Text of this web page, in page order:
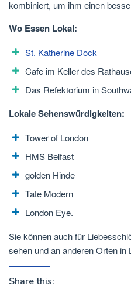
kombiniert, um ihm einen
Wo Essen Lokal:
St. Katherine Dock
Cafe im Keller des
Das Refektorium in
Lokale Sehenswürdigkeiten:
Tower of London
HMS Belfast
golden Hinde
Tate Modern
London Eye.
Sie können auch für
sehen und an anderen Orten in
Share this: